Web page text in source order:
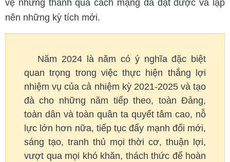
vệ những thành quả cách mạng đã đạt được và lập
nên những kỳ tích mới.
Năm 2024 là năm có ý nghĩa đặc biệt
quan trọng trong việc thực hiện thắng lợi
nhiệm vụ của cả nhiệm kỳ 2021-2025 và tạo
đà cho những năm tiếp theo, toàn Đảng,
toàn dân và toàn quân ta quyết tâm cao, nỗ
lực lớn hơn nữa, tiếp tục đẩy mạnh đổi mới,
sáng tạo, tranh thủ mọi thời cơ, thuận lợi,
vượt qua mọi khó khăn, thách thức để hoàn